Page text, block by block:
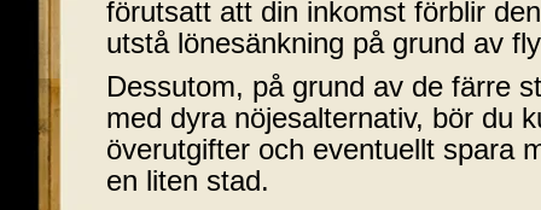
förutsatt att din inkomst förblir
utstå lönesänkning på grund av
Dessutom, på grund av de färre
med dyra nöjesalternativ, bör du
överutgifter och eventuellt spara
en liten stad.